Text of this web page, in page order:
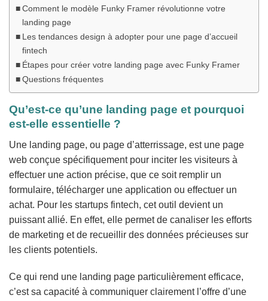
Comment le modèle Funky Framer révolutionne votre
landing page
Les tendances design à adopter pour une page d’accueil
fintech
Étapes pour créer votre landing page avec Funky Framer
Questions fréquentes
Qu’est-ce qu’une landing page et pourquoi
est-elle essentielle ?
Une landing page, ou page d’atterrissage, est une page
web conçue spécifiquement pour inciter les visiteurs à
effectuer une action précise, que ce soit remplir un
formulaire, télécharger une application ou effectuer un
achat. Pour les startups fintech, cet outil devient un
puissant allié. En effet, elle permet de canaliser les efforts
de marketing et de recueillir des données précieuses sur
les clients potentiels.
Ce qui rend une landing page particulièrement efficace,
c’est sa capacité à communiquer clairement l’offre d’une